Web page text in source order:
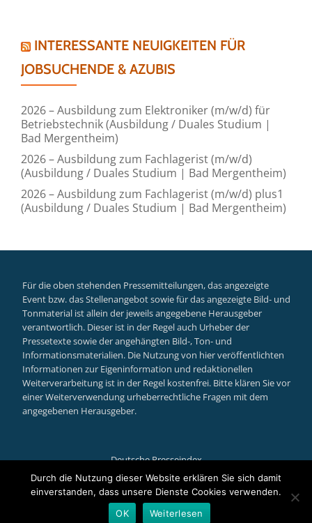
INTERESSANTE NEUIGKEITEN FÜR
JOBSUCHENDE & AZUBIS
2026 – Ausbildung zum Elektroniker (m/w/d) für
Betriebstechnik (Ausbildung / Duales Studium |
Bad Mergentheim)
2026 – Ausbildung zum Fachlagerist (m/w/d)
(Ausbildung / Duales Studium | Bad Mergentheim)
2026 – Ausbildung zum Fachlagerist (m/w/d) plus1
(Ausbildung / Duales Studium | Bad Mergentheim)
Für die oben stehenden Pressemitteilungen, das angezeigte
Event bzw. das Stellenangebot sowie für das angezeigte Bild- und
Tonmaterial ist allein der jeweils angegebene Herausgeber
verantwortlich. Dieser ist in der Regel auch Urheber der
Pressetexte sowie der angehängten Bild-, Ton- und
Informationsmaterialien. Die Nutzung von hier veröffentlichten
Informationen zur Eigeninformation und redaktionellen
Weiterverarbeitung ist in der Regel kostenfrei. Bitte klären Sie vor
einer Weiterverwendung urheberrechtliche Fragen mit dem
angegebenen Herausgeber.
Deutsche Presseindex
Secondary
Llorix One Litepowered by WordPress
Durch die Nutzung dieser Website erklären Sie sich damit
einverstanden, dass unsere Dienste Cookies verwenden.
OK
Weiterlesen